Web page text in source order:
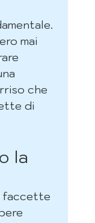
mai
che
di
la
faccette